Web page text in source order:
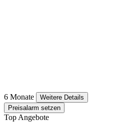
6 Monate
Weitere Details
Preisalarm setzen
Top Angebote